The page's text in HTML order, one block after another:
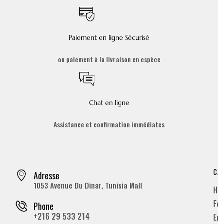
Paiement en ligne Sécurisé
ou paiement à la livraison en espèce
Chat en ligne
Assistance et confirmation immédiates
Adresse
1053 Avenue Du Dinar, Tunisia Mall
Phone
+216 29 533 214